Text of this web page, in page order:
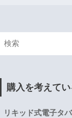
購入を考えて
リキッド式電子タ